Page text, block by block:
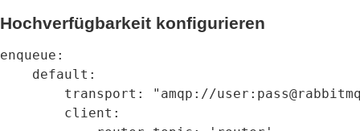
Hochverfügbarkeit konfigurieren
enqueue:
default:
transport: "amqp://user:pass@rabbitmq-
client: